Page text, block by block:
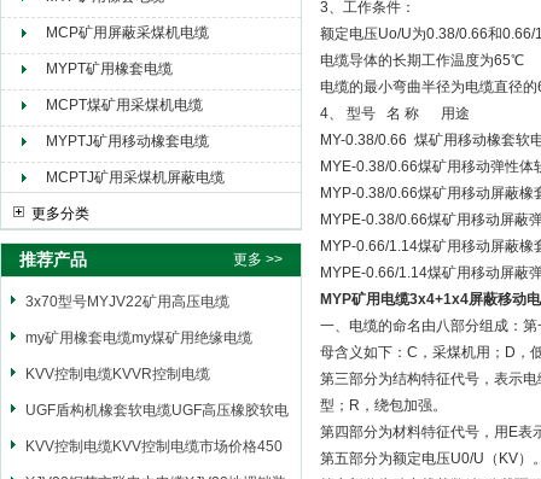
MCP矿用屏蔽采煤机电缆
MYPT矿用橡套电缆
MCPT煤矿用采煤机电缆
MYPTJ矿用移动橡套电缆
MCPTJ矿用采煤机屏蔽电缆
更多分类
推荐产品 更多 >>
3x70型号MYJV22矿用高压电缆
my矿用橡套电缆my煤矿用绝缘电缆
KVV控制电缆KVVR控制电缆
UGF盾构机橡套软电缆UGF高压橡胶软电
缆
KVV控制电缆KVV控制电缆市场价格450
3、工作条件：
额定电压Uo/U为0.38/0.66和0.66/
电缆导体的长期工作温度为65℃
电缆的最小弯曲半径为电缆直径
4、 型号 名 称 用途
MY-0.38/0.66 煤矿用移动橡套软
MYE-0.38/0.66煤矿用移动弹性
MYP-0.38/0.66煤矿用移动屏蔽
MYPE-0.38/0.66煤矿用移动屏蔽
MYP-0.66/1.14煤矿用移动屏蔽
MYPE-0.66/1.14煤矿用移动屏蔽
MYP矿用电缆3x4+1x4屏蔽移动
一、电缆的命名由八部分组成：
母含义如下：C，采煤机用；D，
第三部分为结构特征代号，表示
型；R，绕包加强。
第四部分为材料特征代号，用E表
第五部分为额定电压U0/U（KV）